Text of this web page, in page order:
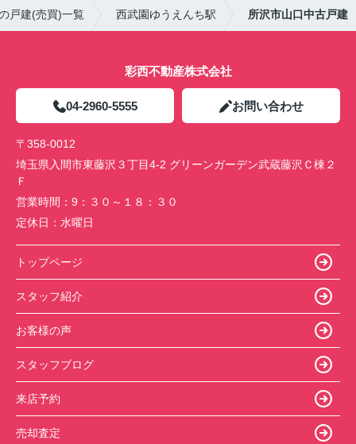
戸建(売買)一覧 西武園ゆうえんち駅 所沢市山口中古戸建
彩西不動産株式会社
04-2960-5555 お問い合わせ
〒358-0012
埼玉県入間市東藤沢３丁目4-2 グリーンガーデン武蔵藤沢Ｃ棟２
Ｆ
営業時間： 9：３０～１８：３０
定休日： 水曜日
トップページ
スタッフ紹介
お客様の声
スタッフブログ
来店予約
売却査定